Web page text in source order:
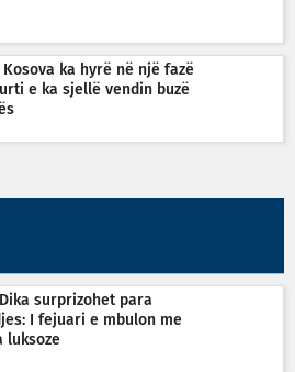
Kosova ka hyrë në një fazë
e ka sjellë vendin buzë
surprizohet para
I fejuari e mbulon me
luksoze